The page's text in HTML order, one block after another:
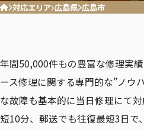
ホーム対応エリア 広島県 広島市
年間50,000件もの豊富な修理実
ース修理に関する専門的な”ノウ
な故障も基本的に当日修理にて
短10分、郵送でも往復最短3日で